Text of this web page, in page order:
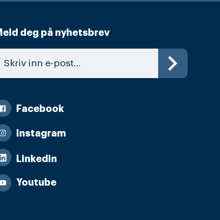
deg på nyhetsbrev
Facebook
Instagram
Linkedin
Youtube